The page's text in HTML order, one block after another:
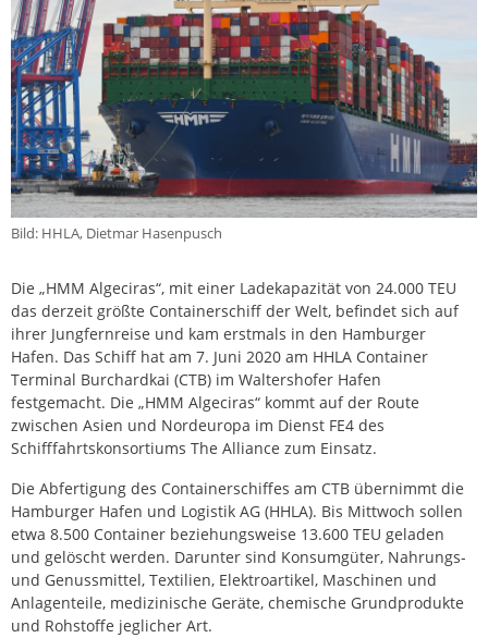
Bild: HHLA, Dietmar Hasenpusch
Die „HMM Algeciras“, mit einer Ladekapazität von 24.000 TEU
das derzeit größte Containerschiff der Welt, befindet sich auf
ihrer Jungfernreise und kam erstmals in den Hamburger
Hafen. Das Schiff hat am 7. Juni 2020 am HHLA Container
Terminal Burchardkai (CTB) im Waltershofer Hafen
festgemacht. Die „HMM Algeciras“ kommt auf der Route
zwischen Asien und Nordeuropa im Dienst FE4 des
Schifffahrtskonsortiums The Alliance zum Einsatz.
Die Abfertigung des Containerschiffes am CTB übernimmt die
Hamburger Hafen und Logistik AG (HHLA). Bis Mittwoch sollen
etwa 8.500 Container beziehungsweise 13.600 TEU geladen
und gelöscht werden. Darunter sind Konsumgüter, Nahrungs-
und Genussmittel, Textilien, Elektroartikel, Maschinen und
Anlagenteile, medizinische Geräte, chemische Grundprodukte
und Rohstoffe jeglicher Art.